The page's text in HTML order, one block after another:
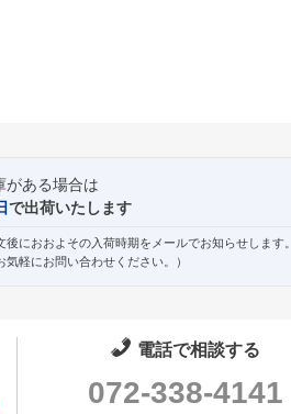
がある場合は
で出荷いたします
におおよその入荷時期をメールでお知らせします。
気軽にお問い合わせください。）
電話で相談する
072-338-4141